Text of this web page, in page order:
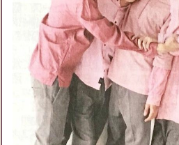
maa☺の友達募集
maa☺のブログ月別アーカイブ
2021年3月 2021年1月 (1)